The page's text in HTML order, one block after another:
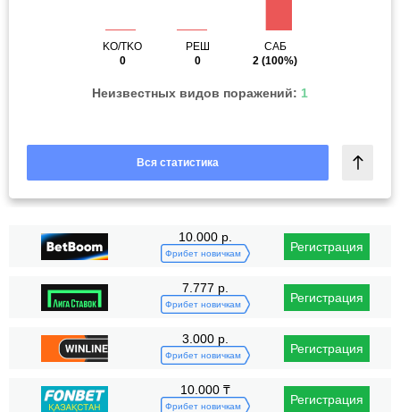
KO/TKO
0
РЕШ
0
САБ
2 (100%)
Неизвестных видов поражений: 1
Вся статистика
10.000 р.
Фрибет новичкам Регистрация
7.777 р.
Фрибет новичкам Регистрация
3.000 р.
Фрибет новичкам Регистрация
10.000 ₸
Фрибет новичкам Регистрация